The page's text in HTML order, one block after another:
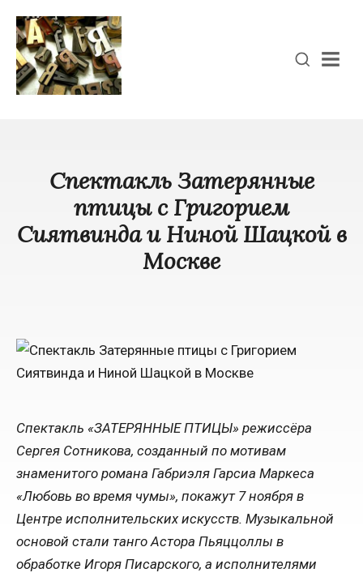
Спектакль Затерянные
птицы с Григорием
Сиятвинда и Ниной Шацкой в
Москве
Спектакль «ЗАТЕРЯННЫЕ ПТИЦЫ» режиссёра
Сергея Сотникова, созданный по мотивам
знаменитого романа Габриэля Гарсиа Маркеса
«Любовь во время чумы», покажут 7 ноября в
Центре исполнительских искусств. Музыкальной
основой стали танго Астора Пьяццоллы в
обработке Игоря Писарского, а исполнителями